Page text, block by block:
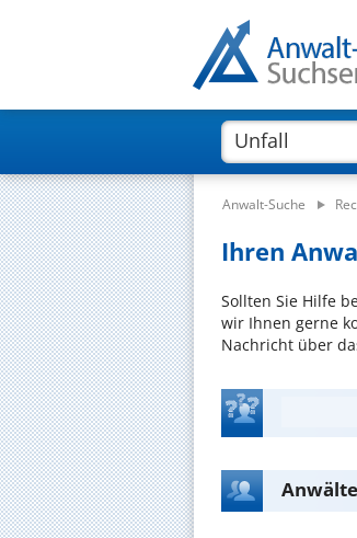
Anwalt-Suche
Ihren
Sollten Sie Hilfe
wir Ihnen gerne
Nachricht über